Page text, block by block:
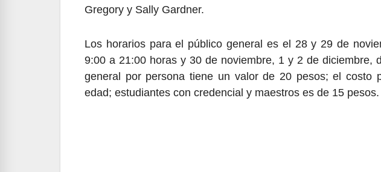
Gregory y Sally Gardner.
Los horarios para el público general es el 28 y 29 de
9:00 a 21:00 horas y 30 de noviembre, 1 y 2 de diciembre,
general por persona tiene un valor de 20 pesos; el costo
edad; estudiantes con credencial y maestros es de 15 pesos.